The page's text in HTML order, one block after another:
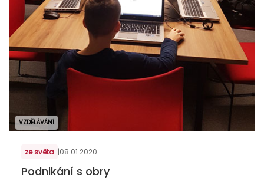
VZDĚLÁVÁNÍ
ze světa |08.01.2020
Podnikání s obry